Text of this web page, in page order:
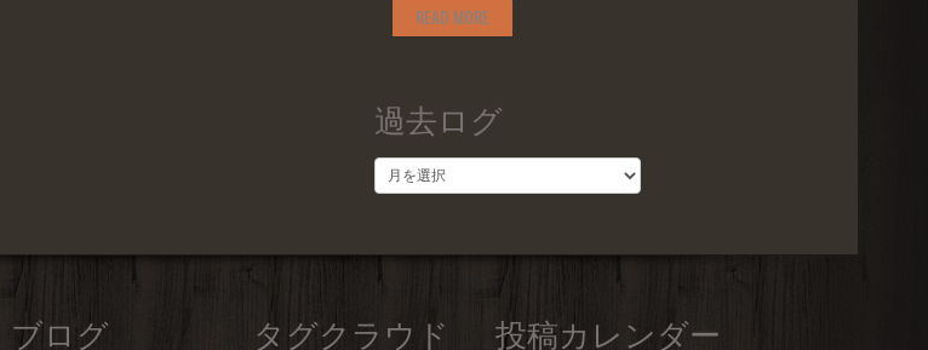
READ MORE
過去ログ
去
ブログ タグクラウド 投稿カレンダー